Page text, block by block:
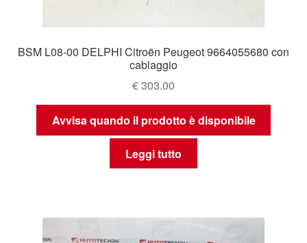
BSM L08-00 DELPHI Citroën Peugeot 9664055680 con
cablaggio
€303.00
Avvisa quando il prodotto è disponibile
Leggi tutto